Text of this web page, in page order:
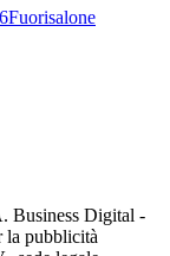
Fuorisalone
Business Digital -
la pubblicità